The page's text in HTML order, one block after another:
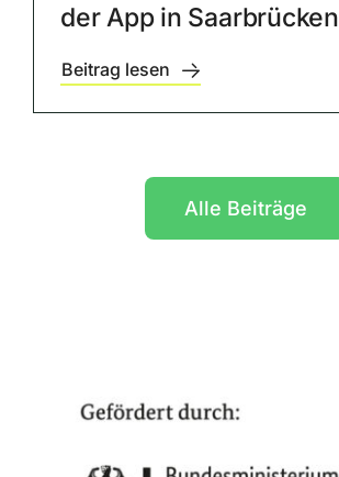
der App in Saarbrücken
Beitrag lesen
Alle Beiträge